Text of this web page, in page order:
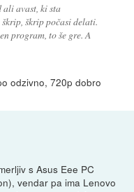
ali avast, ki sta
škrip počasi delati.
program, to še gre. A
odzivno, 720p dobro
s Asus Eee PC
vendar pa ima Lenovo